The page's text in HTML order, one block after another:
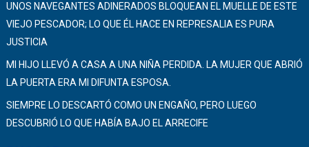
UNOS NAVEGANTES ADINERADOS BLOQUEAN EL MUELLE DE ESTE
VIEJO PESCADOR; LO QUE ÉL HACE EN REPRESALIA ES PURA
JUSTICIA
MI HIJO LLEVÓ A CASA A UNA NIÑA PERDIDA. LA MUJER QUE ABRIÓ
LA PUERTA ERA MI DIFUNTA ESPOSA.
SIEMPRE LO DESCARTÓ COMO UN ENGAÑO, PERO LUEGO
DESCUBRIÓ LO QUE HABÍA BAJO EL ARRECIFE